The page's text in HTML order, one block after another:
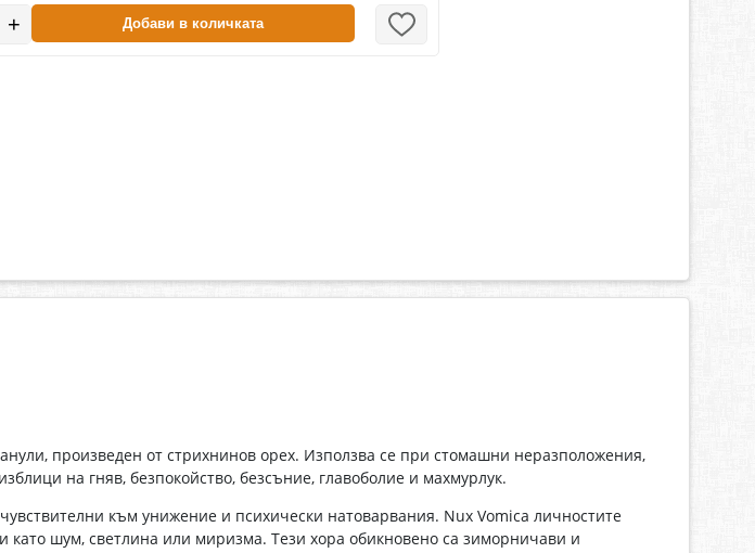
+ Добави в количката
произведен от стрихнинов орех. Използва се при стомашни неразположения,
на гняв, безпокойство, безсъние, главоболие и махмурлук.
към унижение и психически натоварвания. Nux Vomica личностите
шум, светлина или миризма. Тези хора обикновено са зиморничави и